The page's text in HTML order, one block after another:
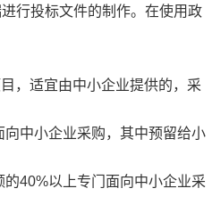
行投标文件的制作。在使用政
，适宜由中小企业提供的，采
中小企业采购，其中预留给小
40%以上专门面向中小企业采